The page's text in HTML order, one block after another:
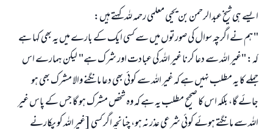
ایسے ہی شیخ عبدالرحمن بن یحیی معلمی رحمہ للہ کہتے ہیں:
"ہم نے اگرچہ سوال کی صورتوں میں سے کسی ایک کے بارے میں یہ بھی کہا ہے
کہ: "غیر اللہ سے دعا کرنا غیر اللہ کی عبادت اور شرک ہے" لیکن ہمارے اس
جملے کا یہ مطلب نہیں ہے کہ غیر اللہ سے کوئی بھی دعا مانگنے والا مشرک بھی ہو
جائے گا، بلکہ اس کا صحیح مطلب یہ ہے کہ وہ شخص مشرک ہو گا جس کے پاس غیر
اللہ سے مانگتے ہوئے کوئی شرعی عذر نہ ہو، چنانچہ اگر کسی [غیر اللہ کو پکارنے